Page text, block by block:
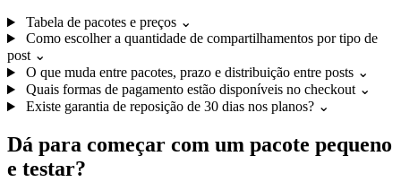
Tabela de pacotes e preços ⌄
Como escolher a quantidade de compartilhamentos por tipo de
post ⌄
O que muda entre pacotes, prazo e distribuição entre posts ⌄
Quais formas de pagamento estão disponíveis no checkout ⌄
Existe garantia de reposição de 30 dias nos planos? ⌄
Dá para começar com um pacote pequeno
e testar?